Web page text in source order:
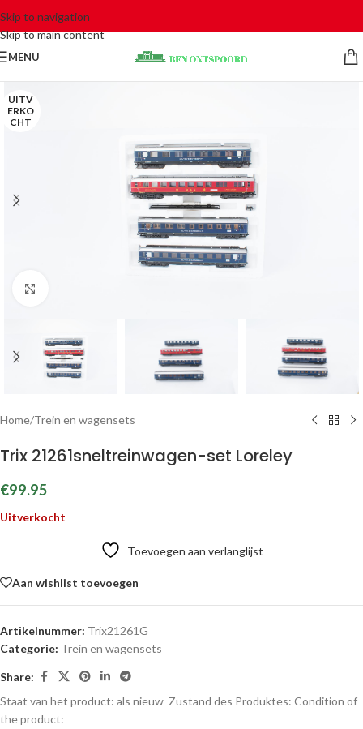
Skip to navigation
Skip to main content
MENU
UITV
ERKO
CHT
Home/Trein en wagensets
Trix 21261sneltreinwagen-set Loreley
€99.95
Uitverkocht
Toevoegen aan verlanglijst
Aan wishlist toevoegen
Artikelnummer: Trix21261G
Categorie: Trein en wagensets
Share:
Staat van het product: als nieuw Zustand des Produktes: Condition of
the product: